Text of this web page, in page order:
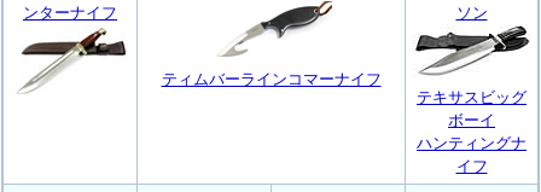
ンターナイフ
ティムバーラインコマーナイフ
ソン
テキサスビッグ
ボーイ
ハンティングナ
イフ